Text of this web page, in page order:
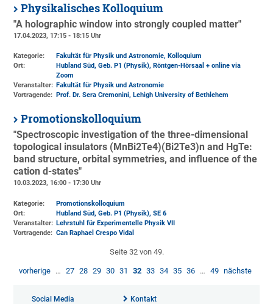
Physikalisches Kolloquium
"A holographic window into strongly coupled matter"
17.04.2023, 17:15 - 18:15 Uhr
Kategorie:
Fakultät für Physik und Astronomie, Kolloquium
Ort:
Hubland Süd, Geb. P1 (Physik), Röntgen-Hörsaal + online via
Zoom
Veranstalter: Fakultät für Physik und Astronomie
Vortragende:
Prof. Dr. Sera Cremonini, Lehigh University of Bethlehem
Promotionskolloquium
"Spectroscopic investigation of the three-dimensional
topological insulators (MnBi2Te4)(Bi2Te3)n and HgTe:
band structure, orbital symmetries, and influence of the
cation d-states"
10.03.2023, 16:00 - 17:30 Uhr
Kategorie:
Promotionskolloquium
Ort:
Hubland Süd, Geb. P1 (Physik), SE 6
Veranstalter: Lehrstuhl für Experimentelle Physik VII
Vortragende: Can Raphael Crespo Vidal
Seite 32 von 49.
vorherige … 27 28 29 30 31 32 33 34 35 36 … 49 nächste
Social Media Kontakt